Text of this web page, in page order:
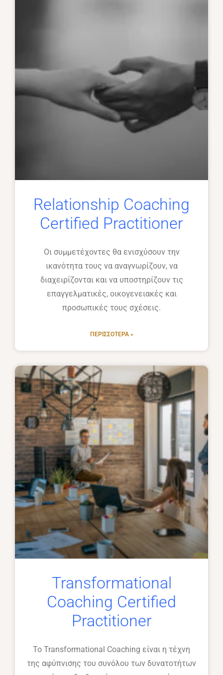
Relationship Coaching
Certified Practitioner
Οι συμμετέχοντες θα ενισχύσουν την
ικανότητα τους να αναγνωρίζουν, να
διαχειρίζονται και να υποστηρίζουν τις
επαγγελματικές, οικογενειακές και
προσωπικές τους σχέσεις.
ΠΕΡΙΣΣΌΤΕΡΑ »
Transformational
Coaching Certified
Practitioner
Το Transformational Coaching είναι η τέχνη
της αφύπνισης του συνόλου των δυνατοτήτων